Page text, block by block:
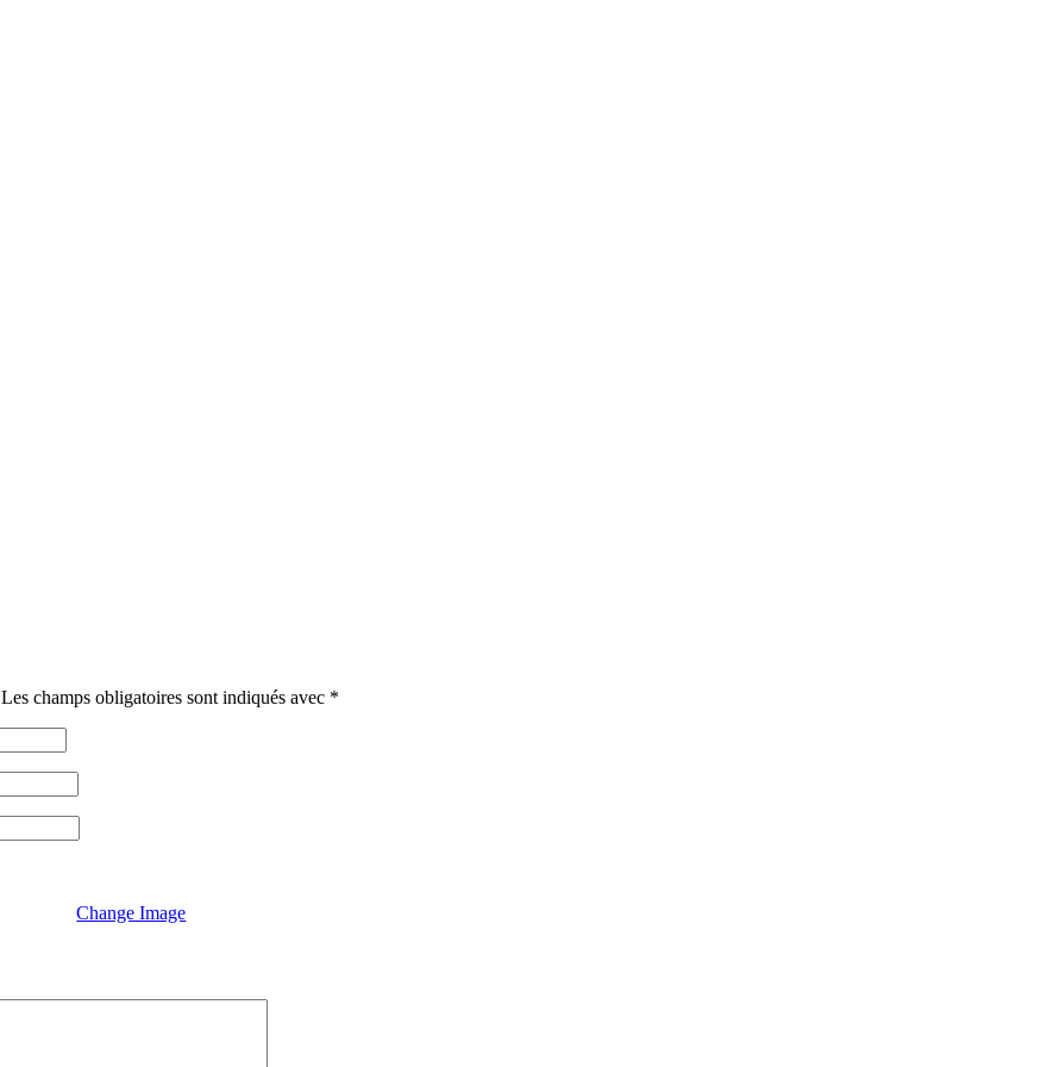
Les champs obligatoires sont indiqués avec *
Change Image